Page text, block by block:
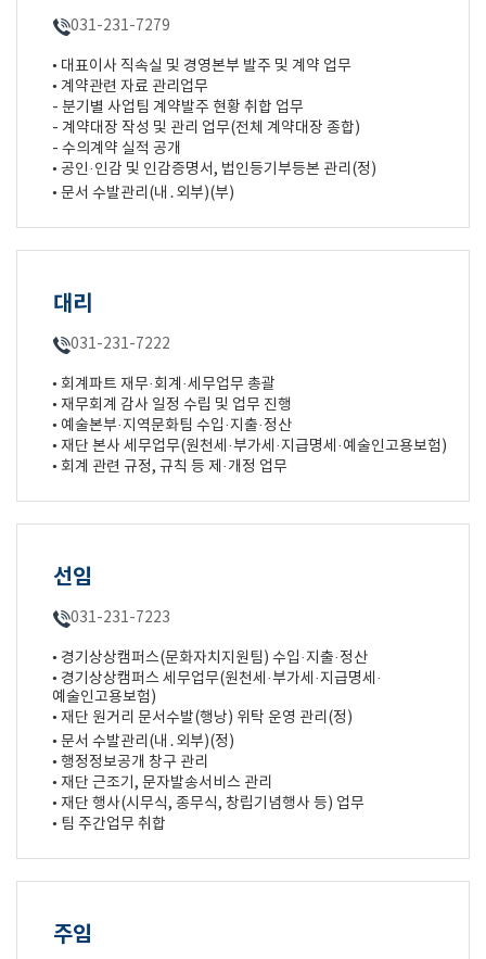
031-231-7279
• 대표이사 직속실 및 경영본부 발주 및 계약 업무
• 계약관련 자료 관리업무
- 분기별 사업팀 계약발주 현황 취합 업무
- 계약대장 작성 및 관리 업무(전체 계약대장 종합)
- 수의계약 실적 공개
• 공인·인감 및 인감증명서, 법인등기부등본 관리(정)
• 문서 수발관리(내․외부)(부)
대리
031-231-7222
• 회계파트 재무·회계·세무업무 총괄
• 재무회계 감사 일정 수립 및 업무 진행
• 예술본부·지역문화팀 수입·지출·정산
• 재단 본사 세무업무(원천세·부가세·지급명세·예술인고용보험)
• 회계 관련 규정, 규칙 등 제·개정 업무
선임
031-231-7223
• 경기상상캠퍼스(문화자치지원팀) 수입·지출·정산
• 경기상상캠퍼스 세무업무(원천세·부가세·지급명세·
예술인고용보험)
• 재단 원거리 문서수발(행낭) 위탁 운영 관리(정)
• 문서 수발관리(내․외부)(정)
• 행정정보공개 창구 관리
• 재단 근조기, 문자발송서비스 관리
• 재단 행사(시무식, 종무식, 창립기념행사 등) 업무
• 팀 주간업무 취합
주임